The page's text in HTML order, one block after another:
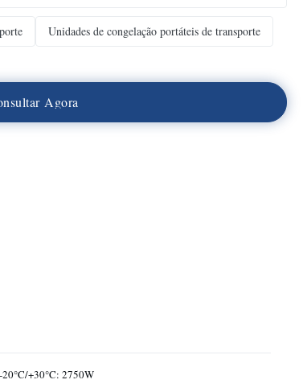
Unidades de congelação portáteis de transporte
nsultar Agora
+30°C: 2750W